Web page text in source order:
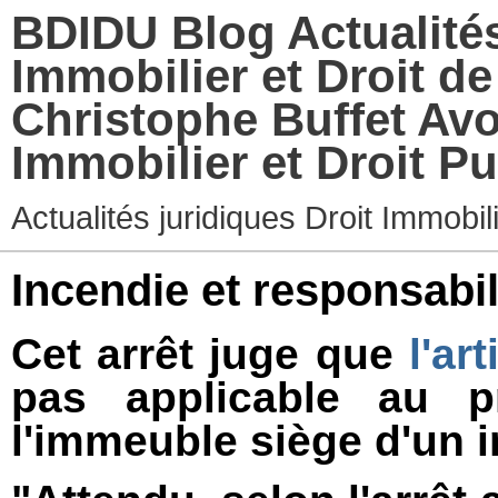
BDIDU Blog
Immobilier et Droit
Christophe Buffet
Immobilier et Droit
Actualités juridiques Droit
Incendie et
Cet arrêt juge que
pas applicable au
l'immeuble siège d'un